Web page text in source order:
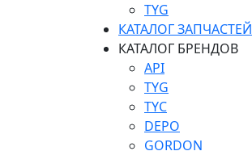
TYG
КАТАЛОГ ЗАПЧАСТЕЙ
КАТАЛОГ БРЕНДОВ
API
TYG
TYC
DEPO
GORDON